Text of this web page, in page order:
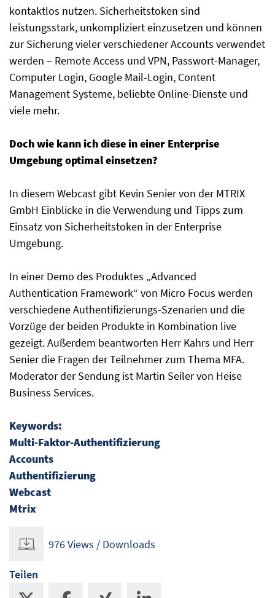
kontaktlos nutzen. Sicherheitstoken sind
leistungsstark, unkompliziert einzusetzen und können
zur Sicherung vieler verschiedener Accounts verwendet
werden – Remote Access und VPN, Passwort-Manager,
Computer Login, Google Mail-Login, Content
Management Systeme, beliebte Online-Dienste und
viele mehr.
Doch wie kann ich diese in einer Enterprise
Umgebung optimal einsetzen?
In diesem Webcast gibt Kevin Senier von der MTRIX
GmbH Einblicke in die Verwendung und Tipps zum
Einsatz von Sicherheitstoken in der Enterprise
Umgebung.
In einer Demo des Produktes „Advanced
Authentication Framework“ von Micro Focus werden
verschiedene Authentifizierungs-Szenarien und die
Vorzüge der beiden Produkte in Kombination live
gezeigt. Außerdem beantworten Herr Kahrs und Herr
Senier die Fragen der Teilnehmer zum Thema MFA.
Moderator der Sendung ist Martin Seiler von Heise
Business Services.
Keywords:
Multi-Faktor-Authentifizierung
Accounts
Authentifizierung
Webcast
Mtrix
976 Views / Downloads
Teilen